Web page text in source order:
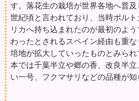
す。落花生の栽培が世界各地へ普及
世紀頃と言われており、当時ポル
リカへ持ち込まれたのが最初のよ
わったとされるスペイン経由も重
培地が拡大していったものとみら
本では千葉半立や郷の香、改良半
い一号、フクマサリなどの品種が知